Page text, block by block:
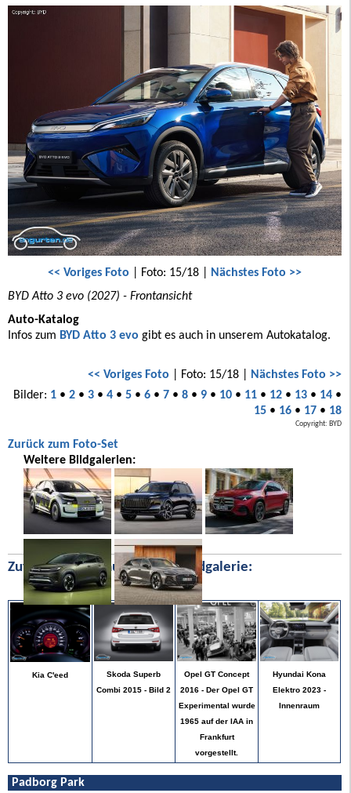
<< Voriges Foto | Foto: 15/18 | Nächstes Foto >>
BYD Atto 3 evo (2027) - Frontansicht
Auto-Katalog
Infos zum BYD Atto 3 evo gibt es auch in unserem Autokatalog.
<< Voriges Foto | Foto: 15/18 | Nächstes Foto >>
Bilder: 1• 2• 3• 4• 5• 6• 7• 8• 9• 10• 11• 12• 13• 14•
15• 16• 17• 18
Copyright: BYD
Zurück zum Foto-Set
Weitere Bildgalerien:
Zufällige Bilder aus unserer Bildgalerie:
Kia C'eed
Skoda Superb
Combi 2015 - Bild 2
Opel GT Concept
2016 - Der Opel GT
Experimental wurde
1965 auf der IAA in
Frankfurt
vorgestellt.
Hyundai Kona
Elektro 2023 -
Innenraum
Padborg Park